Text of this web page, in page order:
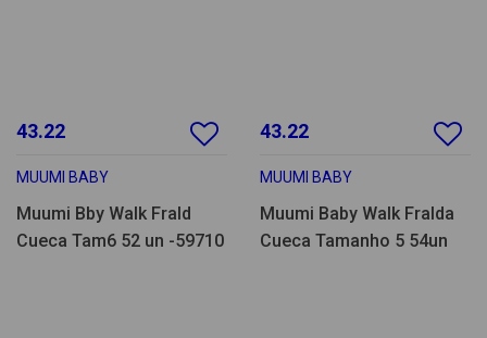
43.22
MUUMI BABY
Muumi Bby Walk Frald
Cueca Tam6 52 un -59710
43.22
MUUMI BABY
Muumi Baby Walk Fralda
Cueca Tamanho 5 54un